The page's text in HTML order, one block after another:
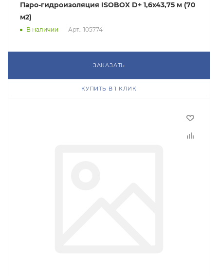
Паро-гидроизоляция ISOBOX D+ 1,6х43,75 м (70
м2)
В наличии Арт.: 105774
ЗАКАЗАТЬ
КУПИТЬ В 1 КЛИК